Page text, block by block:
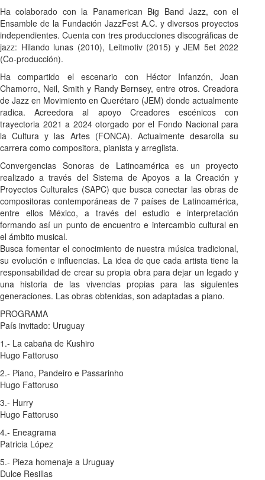
Ha colaborado con la Panamerican Big Band Jazz, con el
Ensamble de la Fundación JazzFest A.C. y diversos proyectos
independientes. Cuenta con tres producciones discográficas de
jazz: Hilando lunas (2010), Leitmotiv (2015) y JEM 5et 2022
(Co-producción).
Ha compartido el escenario con Héctor Infanzón, Joan
Chamorro, Neil, Smith y Randy Bernsey, entre otros. Creadora
de Jazz en Movimiento en Querétaro (JEM) donde actualmente
radica. Acreedora al apoyo Creadores escénicos con
trayectoria 2021 a 2024 otorgado por el Fondo Nacional para
la Cultura y las Artes (FONCA). Actualmente desarolla su
carrera como compositora, pianista y arreglista.
Convergencias Sonoras de Latinoamérica es un proyecto
realizado a través del Sistema de Apoyos a la Creación y
Proyectos Culturales (SAPC) que busca conectar las obras de
compositoras contemporáneas de 7 países de Latinoamérica,
entre ellos México, a través del estudio e interpretación
formando así un punto de encuentro e intercambio cultural en
el ámbito musical.
Busca fomentar el conocimiento de nuestra música tradicional,
su evolución e influencias. La idea de que cada artista tiene la
responsabilidad de crear su propia obra para dejar un legado y
una historia de las vivencias propias para las siguientes
generaciones. Las obras obtenidas, son adaptadas a piano.
PROGRAMA
País invitado: Uruguay
1.- La cabaña de Kushiro
Hugo Fattoruso
2.- Piano, Pandeiro e Passarinho
Hugo Fattoruso
3.- Hurry
Hugo Fattoruso
4.- Eneagrama
Patricia López
5.- Pieza homenaje a Uruguay
Dulce Resillas